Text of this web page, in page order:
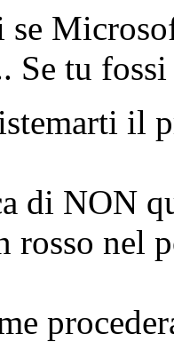
se
Se tu
il
di NON
rosso nel